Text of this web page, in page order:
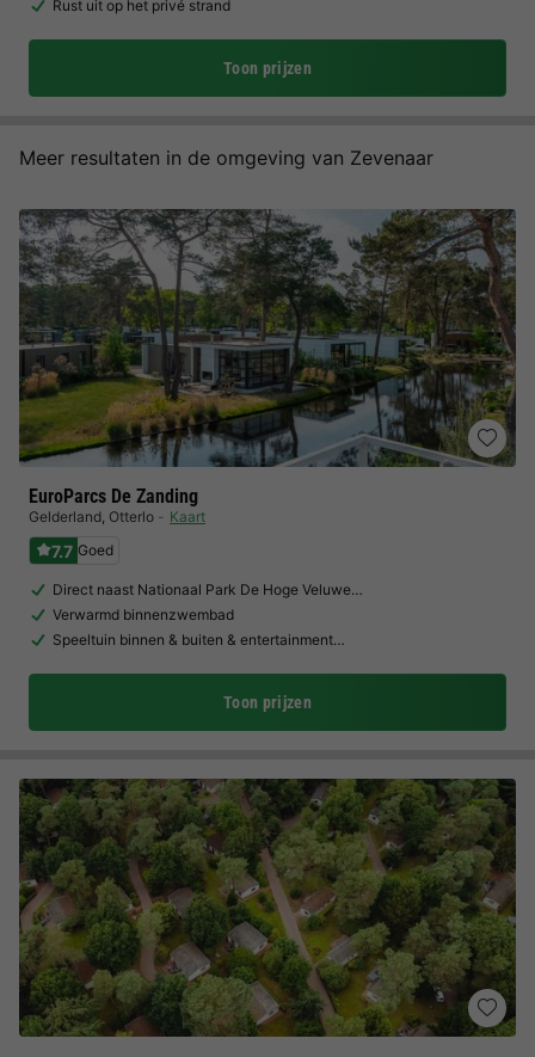
Rust uit op het privé strand
Toon prijzen
Meer resultaten in de omgeving van Zevenaar
EuroParcs De Zanding
Gelderland, Otterlo Kaart
7.7 Goed
Direct naast Nationaal Park De Hoge Veluwe…
Verwarmd binnenzwembad
Speeltuin binnen & buiten & entertainment…
Toon prijzen